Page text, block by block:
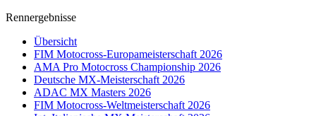
Rennergebnisse
Übersicht
FIM Motocross-Europameisterschaft 2026
AMA Pro Motocross Championship 2026
Deutsche MX-Meisterschaft 2026
ADAC MX Masters 2026
FIM Motocross-Weltmeisterschaft 2026